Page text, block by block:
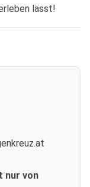
lässt!
nur von